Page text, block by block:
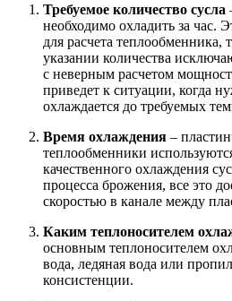
Требуемое количество сусла
необходимо охладить за час.
для расчета теплообменника,
указании количества
с неверным расчетом
приведет к ситуации, когда
охлаждается до требуемых
Время охлаждения –
теплообменники
качественного охлаждения
процесса брожения, все это
скоростью в канале между
Каким теплоносителем
основным теплоносителем
вода, ледяная вода или
консистенции.